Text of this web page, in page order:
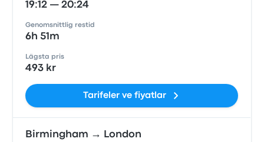
19:12 — 20:24
Genomsnittlig restid
6h 51m
Lägsta pris
493 kr
Tarifeler ve fiyatlar
Birmingham → London